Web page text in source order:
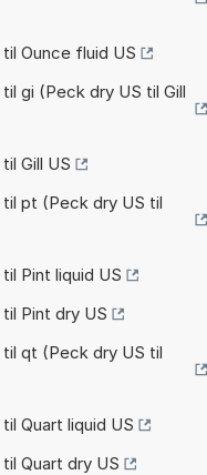
Ounce fluid US
gi (Peck dry US til Gill
Gill US
til pt (Peck dry US til
Pint liquid US
Pint dry US
til qt (Peck dry US til
Quart liquid US
Quart dry US